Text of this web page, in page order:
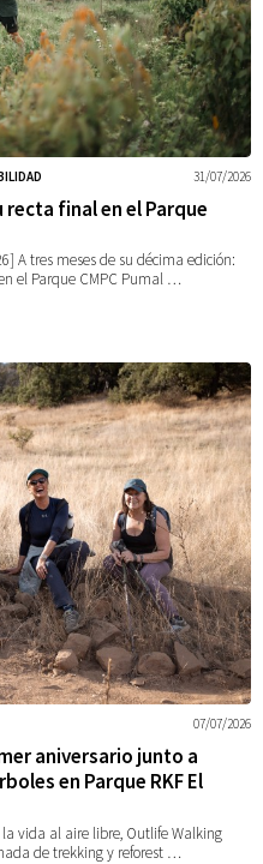
31/07/2026
final en el Parque
A tres meses de su décima edición:
el Parque CMPC Pumal …
07/07/2026
aniversario junto a
en Parque RKF El
vida al aire libre, Outlife Walking
de trekking y reforest …